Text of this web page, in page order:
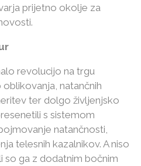
prijetno okolje za
revolucijo na trgu
natančnih
ter dolgo življenjsko
s sistemom
natančnosti,
telesnih kazalnikov. A niso
so ga z dodatnim bočnim